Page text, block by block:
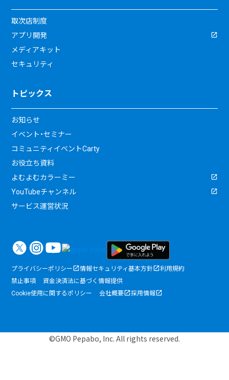
取次店制度
アプリ開発
メディアキット
セキュリティ
トピックス
お知らせ
イベント・セミナー
コミュニティイベントCarty
お役立ち資料
よむよむカラーミー
YouTubeチャンネル
サービス運営状況
プライバシーポリシー 情報セキュリティ基本方針
利用規約
禁止事項
資金決済法に基づく情報提供
Cookie使用に関するポリシー
会社概要 採用情報
©GMO Pepabo, Inc. All rights reserved.